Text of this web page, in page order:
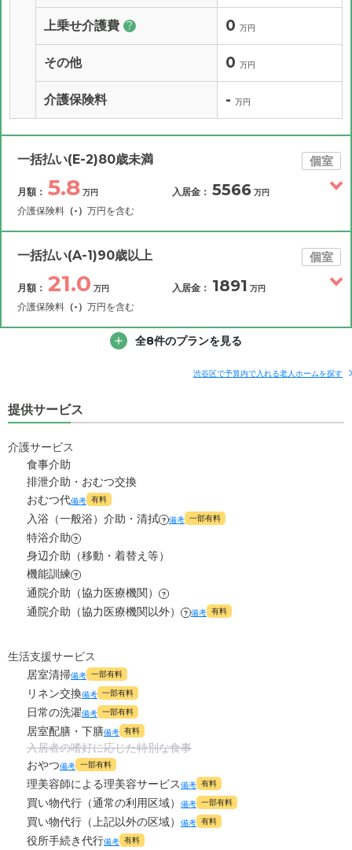
上乗せ介護費 ? 0 万円
その他 0 万円
介護保険料 - 万円
一括払い(E-2)80歳未満 個室
月額： 5.8 万円
介護保険料 （-） 万円を含む
入居金： 5566 万円
月額費用 5.8
0
1.9 万円
食費 ?
水道・光熱費
上乗せ介護費 ?
その他
介護保険料
一括払い(A-1)90歳以上 個室
月額： 21.0 万円
介護保険料 （-） 万円を含む
入居金： 1891 万円
入居金
その他費用
補足情報
管理費
食費 ?
水道・光熱費
上乗せ介護費
その他 0
介護保険料
全8件のプランを見る
渋谷区で予算内で入れる老人ホームを探す
提供サービス
介護サービス
食事介助
排泄介助・おむつ交換
おむつ代備考 有料
入浴（一般浴）介助・清拭 ? 備考 一部有料
特浴介助 ?
身辺介助（移動・着替え等）
機能訓練 ?
通院介助（協力医療機関） ?
通院介助（協力医療機関以外） ? 備考 有料
生活支援サービス
居室清掃備考 一部有料
リネン交換備考 一部有料
日常の洗濯備考 一部有料
居室配膳・下膳備考 有料
入居者の嗜好に応じた特別な食事
おやつ備考 一部有料
理美容師による理美容サービス備考 有料
買い物代行（通常の利用区域） 備考 一部有料
買い物代行（上記以外の区域） 備考 有料
役所手続き代行備考 有料